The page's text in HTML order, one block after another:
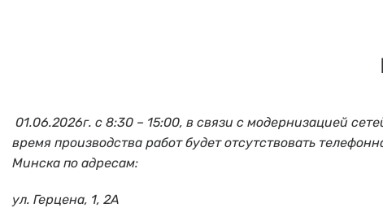
01.06.2026г. с 8:30 – 15:00, в связи с модернизацией
время производства работ будет отсутствовать
Минска по адресам:
ул. Герцена, 1, 2А